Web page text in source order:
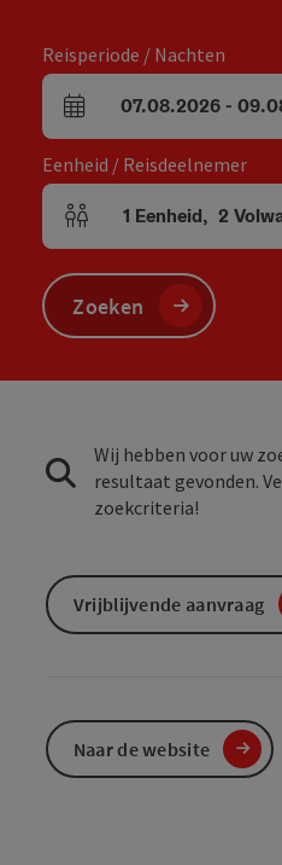
Reisperiode / Nachten
Velden voor aankomst en
07.08.2026-
Eenheid / Reisdeelnemer
Aantal eenheden en
1 Eenheid, 2
Zoeken
Wij hebben voor uw
resultaat gevonden.
zoekcriteria!
Vrijblijvende aanvraag
Naar de website